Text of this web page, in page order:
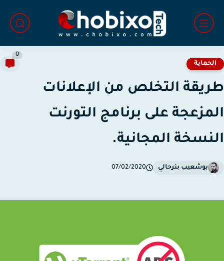
التخلص من الإعلانات
على برنامج التورنت
المجانية.
بوشعيب بنرحالي 07/02/2020